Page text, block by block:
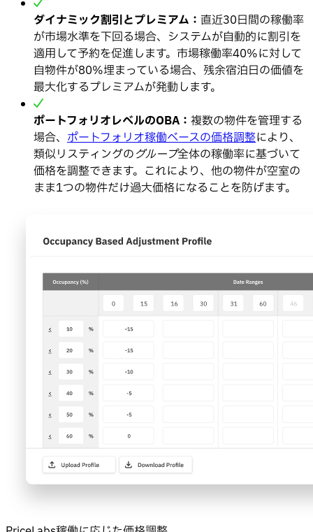
ダイナミック割引とプレミアム： 直近30日間の稼働率
が市場水準を下回る場合、システムが自動的に割引を
適用して予約を促進します。市場稼働率40%に対して
自物件が80%埋まっている場合、残余宿泊日の価値を
最大化するプレミアムが発動します。
ポートフォリオレベルのOBA： 複数の物件を管理する
場合、 ポートフォリオ稼働ベースの価格調整により、
類似リスティングのグループ全体の稼働率に基づいて
価格を調整できます。これにより、他の物件が空室の
まま1つの物件だけ過大価格になることを防げます。